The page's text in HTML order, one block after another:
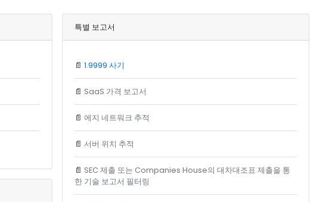
특별 보고서
📄 1.9999 사기
📄 SaaS 가격 보고서
📄 에지 네트워크 추적
📄 서버 위치 추적
📄 SEC 제출 또는 Companies House의 대차대조표 제출을 통
한 기술 보고서 필터링